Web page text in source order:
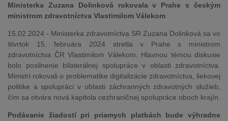
Ministerka Zuzana Dolinková rokovala v Prahe s českým
ministrom zdravotníctva Vlastimilom Válekom
15.02.2024 - Ministerka zdravotníctva SR Zuzana Dolinková sa vo
štvrtok 15. februára 2024 stretla v Prahe s ministrom
zdravotníctva ČR Vlastimilom Válekom. Hlavnou témou diskusie
bolo posilnenie bilaterálnej spolupráce v oblasti zdravotníctva.
Ministri rokovali o problematike digitalizácie zdravotníctva, liekovej
politike a spolupráci v oblasti záchranných zdravotných služieb,
čím sa otvára nová kapitola cezhraničnej spolupráce oboch krajín.
Podávanie žiadostí pri priamych platbách bude výhradne